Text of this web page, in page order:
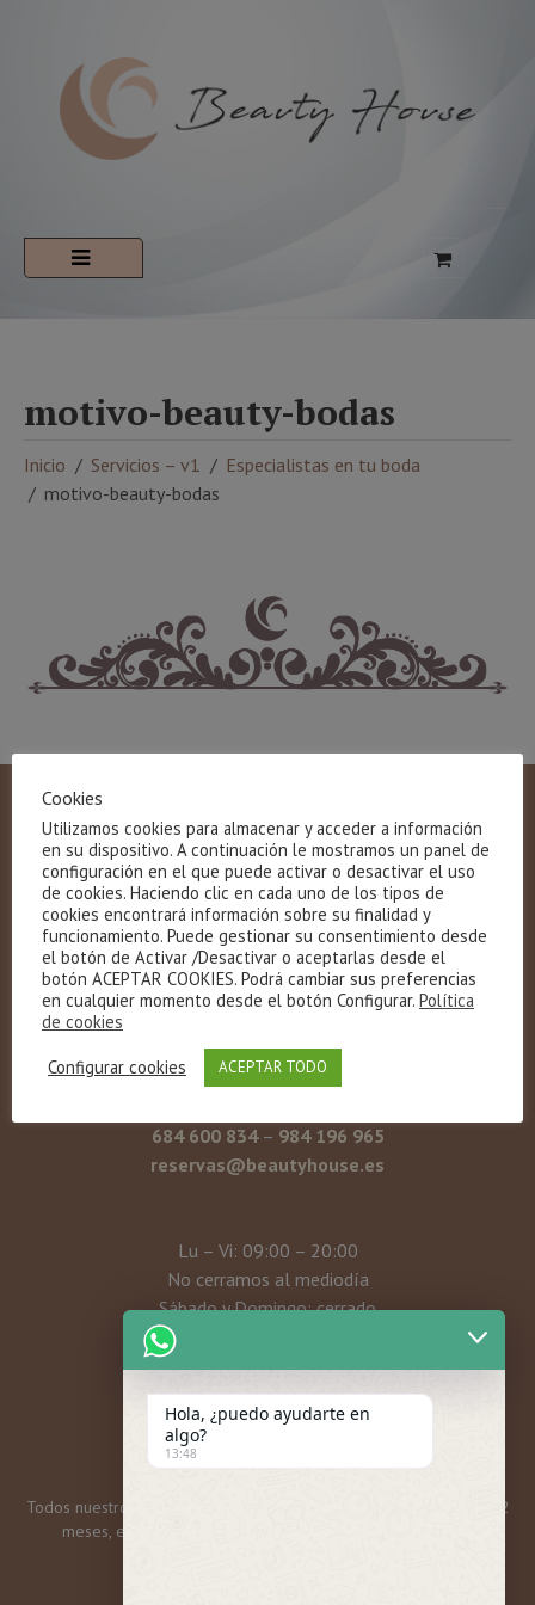
motivo-beauty-bodas
Inicio Servicios – v1
Especialistas en tu boda
motivo-beauty-bodas
Gloria Fuertes, 28, bajo
33204 Gijón – Asturias
684 600 834– 984 196 965
reservas@beautyhouse.es
Lu – Vi: 09:00 – 20:00
No cerramos al mediodía
Sábado y Domingo: cerrado
Mi cuenta
Todos nuestros bonos y tarjetas regalo tienen una caducidad de 12
meses, excepto las promos mensuales, que son 6 meses.
Cookies
Utilizamos cookies para almacenar y acceder a información
en su dispositivo. A continuación le mostramos un panel de
configuración en el que puede activar o desactivar el uso
de cookies. Haciendo clic en cada uno de los tipos de
cookies encontrará información sobre su finalidad y
funcionamiento. Puede gestionar su consentimiento desde
el botón de Activar /Desactivar o aceptarlas desde el
botón ACEPTAR COOKIES. Podrá cambiar sus preferencias
en cualquier momento desde el botón Configurar. Política
de cookies
Configurar cookies
ACEPTAR TODO
Hola, ¿puedo ayudarte en
algo?
13:48